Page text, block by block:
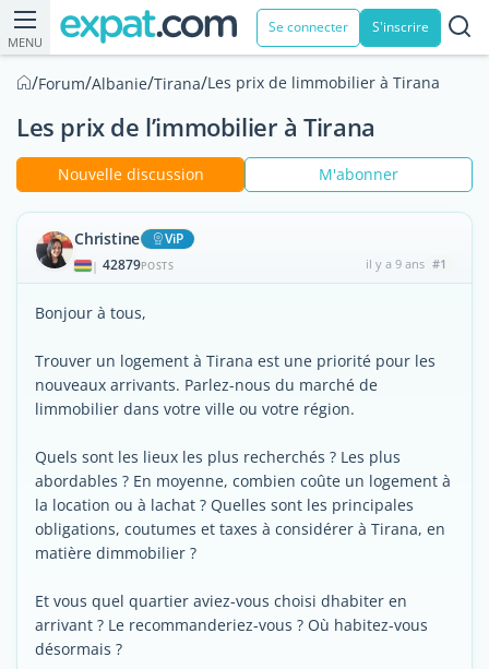
MENU
Se connecter S'inscrire
/Forum/Albanie/Tirana/Les prix de limmobilier à Tirana
Les prix de l’immobilier à Tirana
Nouvelle discussion M'abonner
Christine ViP
| 42879POSTS il y a 9 ans #1
Bonjour à tous,
Trouver un logement à Tirana est une priorité pour les
nouveaux arrivants. Parlez-nous du marché de
limmobilier dans votre ville ou votre région.
Quels sont les lieux les plus recherchés ? Les plus
abordables ? En moyenne, combien coûte un logement à
la location ou à lachat ? Quelles sont les principales
obligations, coutumes et taxes à considérer à Tirana, en
matière dimmobilier ?
Et vous quel quartier aviez-vous choisi dhabiter en
arrivant ? Le recommanderiez-vous ? Où habitez-vous
désormais ?